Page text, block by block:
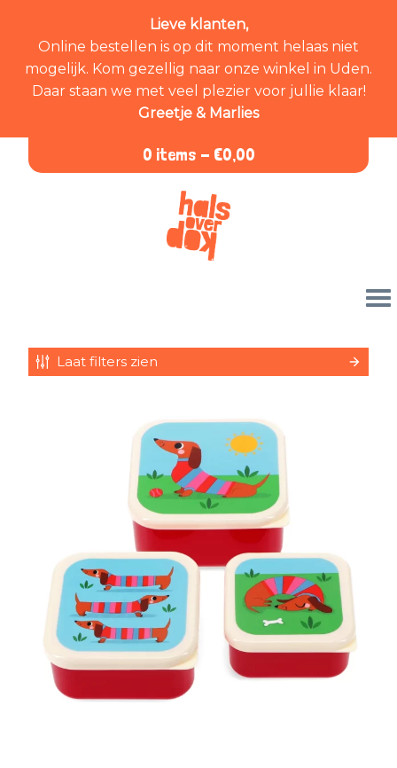
Lieve klanten,
Online bestellen is op dit moment helaas niet
mogelijk. Kom gezellig naar onze winkel in Uden.
Daar staan we met veel plezier voor jullie klaar!
Greetje & Marlies
0 items - €0,00
Laat filters zien